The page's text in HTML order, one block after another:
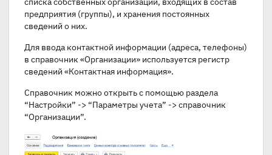
предприятия (группы), и хранения постоянных
сведений о них.
Для ввода контактной информации (адреса, телефоны)
в справочник «Организации» используется регистр
сведений «Контактная информация».
Справочник можно открыть с помощью раздела
“Настройки” -> “Параметры учета” -> справочник
“Организации”.